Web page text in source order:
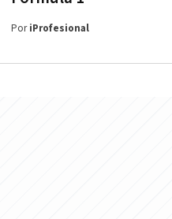
PoriProfesional